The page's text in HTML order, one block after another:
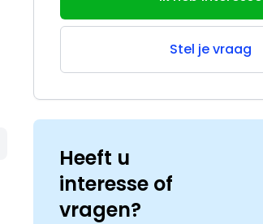
Stel je vraag
Heeft u
interesse of
vragen?